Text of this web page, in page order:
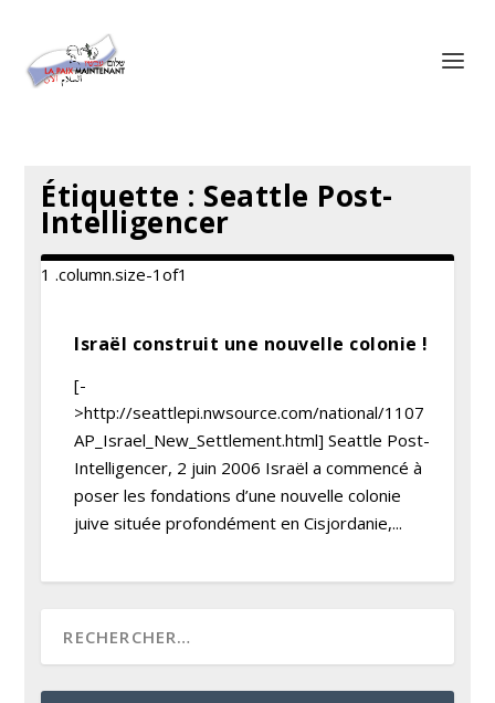
Étiquette : Seattle Post-
Intelligencer
Israël construit une nouvelle colonie !
[-
>http://seattlepi.nwsource.com/national/1107
AP_Israel_New_Settlement.html] Seattle Post-
Intelligencer, 2 juin 2006 Israël a commencé à
poser les fondations d’une nouvelle colonie
juive située profondément en Cisjordanie,...